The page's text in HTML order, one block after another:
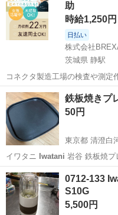
助
時給1,250円
日払い
株式会社
茨城県 静駅
コネクタ製造工場の検査や測定
日128日★クリーンルーム内作
★就業先食堂利用可！日払い制度あ
工場のお仕事 ◇コネクタ製造工...
茨城 常陸大宮市 静駅
鉄板焼きプ
50円
東京都 清澄白
イワタニ Iwatani 岩谷 鉄板焼
東京 江東区
0712-133
S10G
5,500円